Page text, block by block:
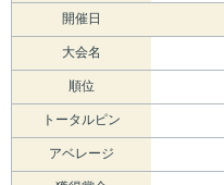
開催日
大会名
順位
トータルピン
アベレージ